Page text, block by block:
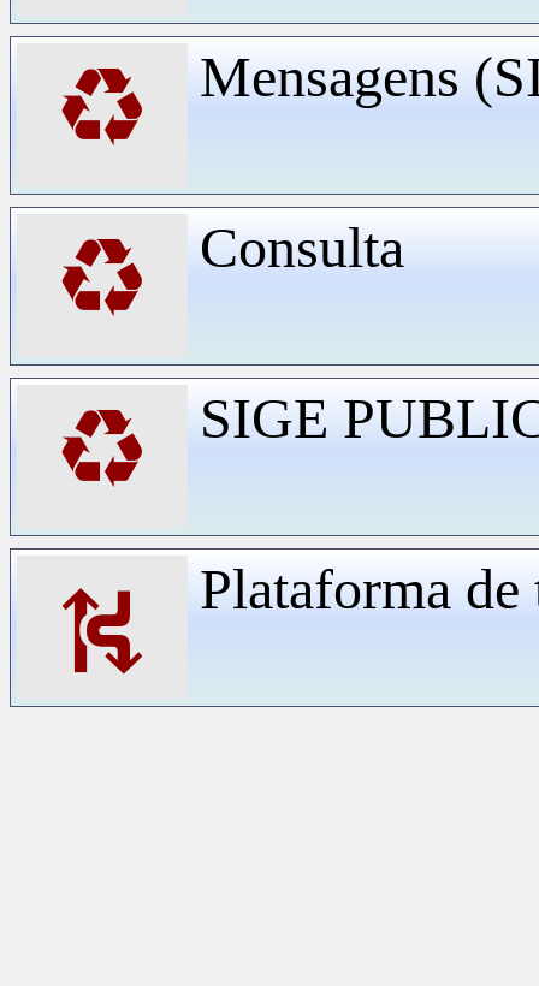
♻ Mensagens
♻ Consulta
♻ SIGE
⛕ Plataforma de